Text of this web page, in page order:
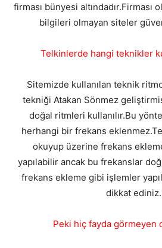
firması bünyesi altındadır.Firması
bilgileri olmayan siteler
Telkinlerde hangi teknikler
Sitemizde kullanılan teknik
tekniği Atakan Sönmez
doğal ritmleri kullanılır.Bu
herhangi bir frekans
okuyup üzerine frekans
yapılabilir ancak bu frekanslar
frekans ekleme gibi işlemler
dikkat ediniz.
Peki hiç fayda görmeyen